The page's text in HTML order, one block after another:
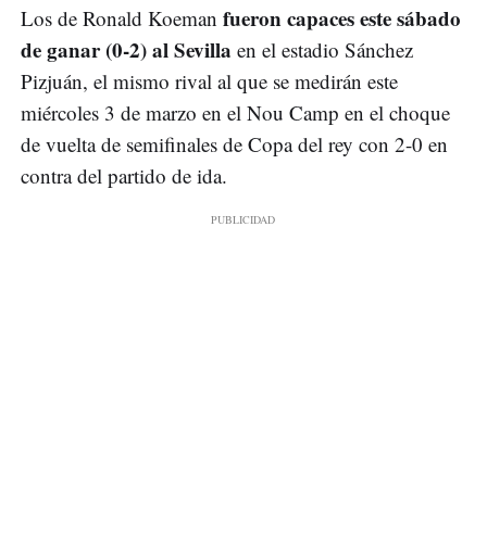
Los de Ronald Koeman fueron capaces este sábado
de ganar (0-2) al Sevilla en el estadio Sánchez
Pizjuán, el mismo rival al que se medirán este
miércoles 3 de marzo en el Nou Camp en el choque
de vuelta de semifinales de Copa del rey con 2-0 en
contra del partido de ida.